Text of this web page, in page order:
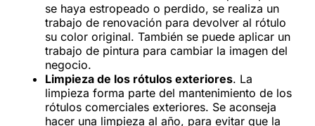
se haya estropeado o perdido, se realiza un
trabajo de renovación para devolver al rótulo
su color original. También se puede aplicar un
trabajo de pintura para cambiar la imagen del
negocio.
Limpieza de los rótulos exteriores. La
limpieza forma parte del mantenimiento de los
rótulos comerciales exteriores. Se aconseja
hacer una limpieza al año, para evitar que la